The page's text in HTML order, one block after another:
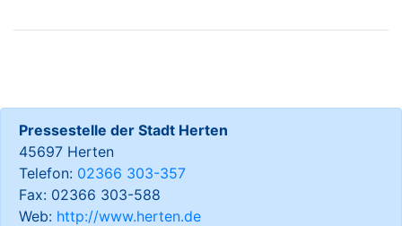
Pressestelle der Stadt Herten
45697 Herten
Telefon: 02366 303-357
Fax: 02366 303-588
Web: http://www.herten.de